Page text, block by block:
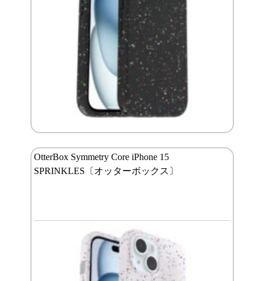
OtterBox Symmetry Core iPhone 15
SPRINKLES〔オッターボックス〕